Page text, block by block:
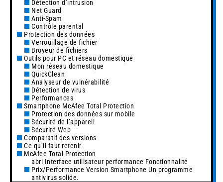
Détection d’intrusion
Net Guard
Anti-Spam
Contrôle parental
Protection des données
Verrouillage de fichier
Broyeur de fichiers
Outils pour PC et réseau domestique
Mon réseau domestique
QuickClean
Analyseur de vulnérabilité
Détection de virus
Performances
Smartphone McAfee Total Protection
Protection des données sur mobile
Sécurité de l’appareil
Sécurité Web
Comparatif des versions
Ce qu’il faut retenir
McAfee Total Protection
abri Interface utilisateur performance Fonctionnalité
Prix/Performance Version Smartphone Un programme
antivirus solide.